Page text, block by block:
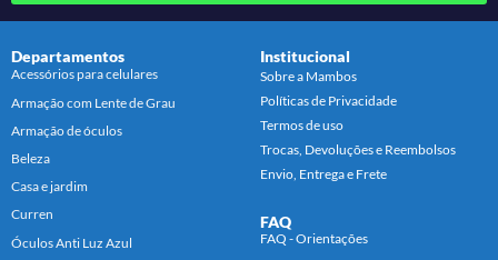
Departamentos
Acessórios para celulares
Armação com Lente de Grau
Armação de óculos
Beleza
Casa e jardim
Curren
Óculos Anti Luz Azul
Institucional
Sobre a Mambos
Políticas de Privacidade
Termos de uso
Trocas, Devoluções e Reembolsos
Envio, Entrega e Frete
FAQ
FAQ - Orientações